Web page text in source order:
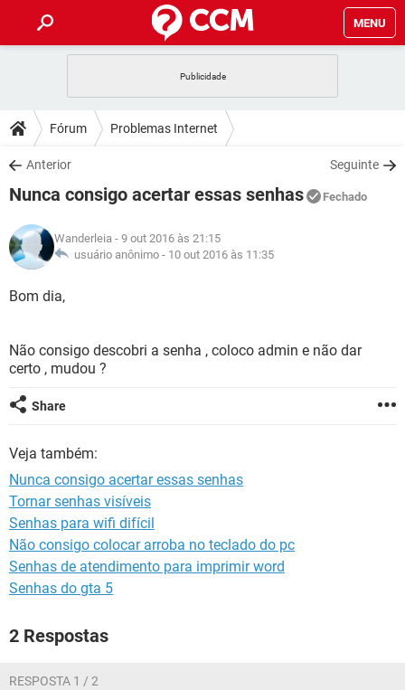
MENU
CELULAR FACEBOOK
OUTLOOK
INSTAGRAM GMAIL
GUIA DE COMPRAS
DICAS
JOGOS WHATSAPP
INSTAGRAM GMAIL
GUIA DE COMPRAS
DOWNLOADS
JOGOS WHATSAPP
CELULAR
OUTLOOK EXCEL
INSTAGRAM
JOGOS WHATSAPP
CELULAR
OUTLOOK
GUIA DE COMPRAS
GLOSSÁRIO
JOGOS
OUTLOOK EXCEL
GUIA DE COMPRAS
Fórum Problemas Internet
Anterior Seguinte
Nunca consigo acertar essas senhas Fechado
Wanderleia - 9 out 2016 às 21:15
usuário anônimo - 10 out 2016 às 11:35
Bom dia,
Não consigo descobri a senha , coloco admin e não dar
certo , mudou ?
Share
Veja também:
Nunca consigo acertar essas senhas
Tornar senhas visíveis
Senhas para wifi difícil
Não consigo colocar arroba no teclado do pc
Senhas de atendimento para imprimir word
Senhas do gta 5
2 Respostas
RESPOSTA 1 / 2